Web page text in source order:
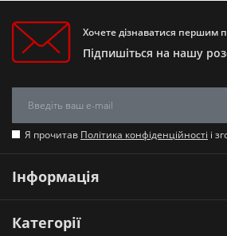
Хочете дізнаватися першим
Підпишіться на нашу
Я прочитав Політика конфіденційності і
Інформація
Категорії